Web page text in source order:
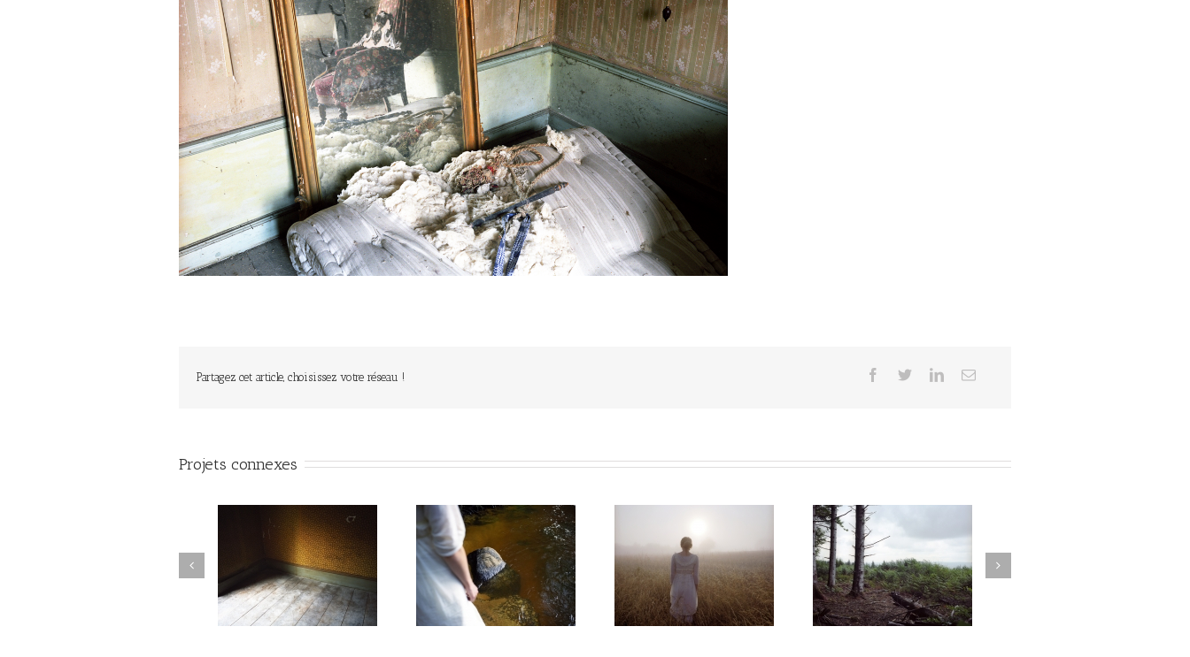
Partagez cet article, choisissez votre réseau !
Projets connexes
Autant parler au vent #001
Autant parler au vent #014
Autant parler au vent #013 Autant parler au vent #012 Autant parler au vent #011